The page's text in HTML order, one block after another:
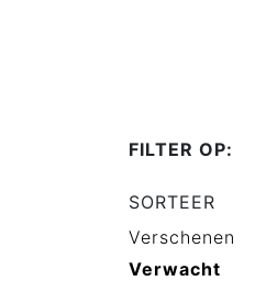
FILTER OP:
SORTEER
Verschenen
Verwacht